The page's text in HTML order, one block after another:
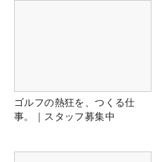
ゴルフの熱狂を、つくる仕
事。｜スタッフ募集中